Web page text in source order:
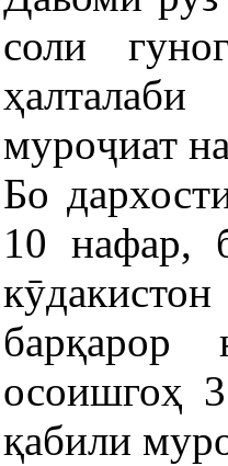
соли
муроҷиат
Бо
10 нафар,
барқарор
осоишгоҳ
қабили